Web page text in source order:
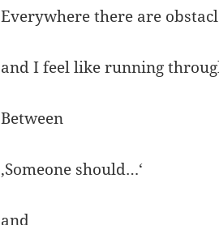
Everywhere there are
and I feel like running
Between
‚Someone should…‘
and